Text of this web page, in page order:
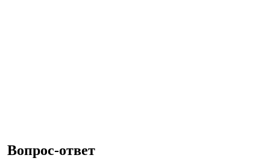
Вопрос-ответ